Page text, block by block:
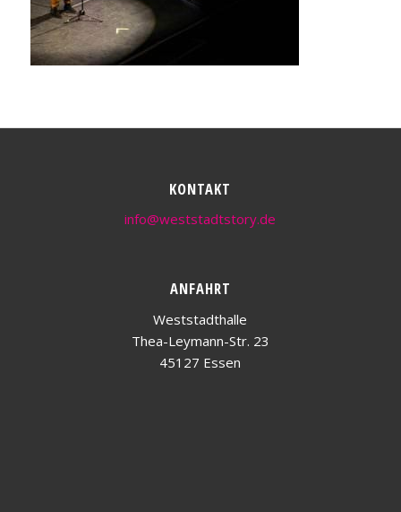
KONTAKT
info@weststadtstory.de
ANFAHRT
Weststadthalle
Thea-Leymann-Str. 23
45127 Essen